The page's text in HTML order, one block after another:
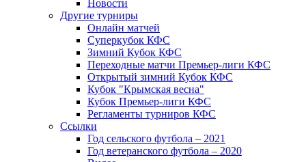
Новости
Другие турниры
Онлайн матчей
Суперкубок КФС
Зимний Кубок КФС
Переходные матчи Премьер-лиги КФС
Открытый зимний Кубок КФС
Кубок "Крымская весна"
Кубок Премьер-лиги КФС
Регламенты турниров КФС
Ссылки
Год сельского футбола – 2021
Год ветеранского футбола – 2020